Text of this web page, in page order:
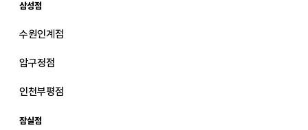
관악서울대입구점
광주상무점
삼성점
수원인계점
압구정점
인천부평점
잠실점